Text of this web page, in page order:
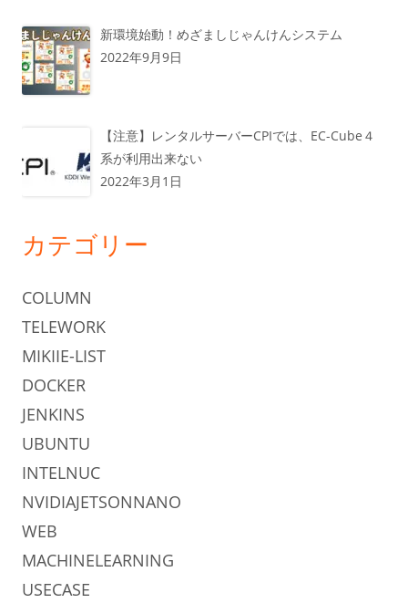
新環境始動！めざましじゃんけんシステム
2022年9月9日
【注意】レンタルサーバーCPIでは、EC-Cube４
系が利用出来ない
2022年3月1日
カテゴリー
COLUMN
TELEWORK
MIKIIE-LIST
DOCKER
JENKINS
UBUNTU
INTELNUC
NVIDIAJETSONNANO
WEB
MACHINELEARNING
USECASE